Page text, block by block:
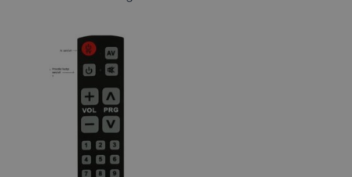
Dit
product
heeft
meerdere
variaties.
Deze
optie
kan